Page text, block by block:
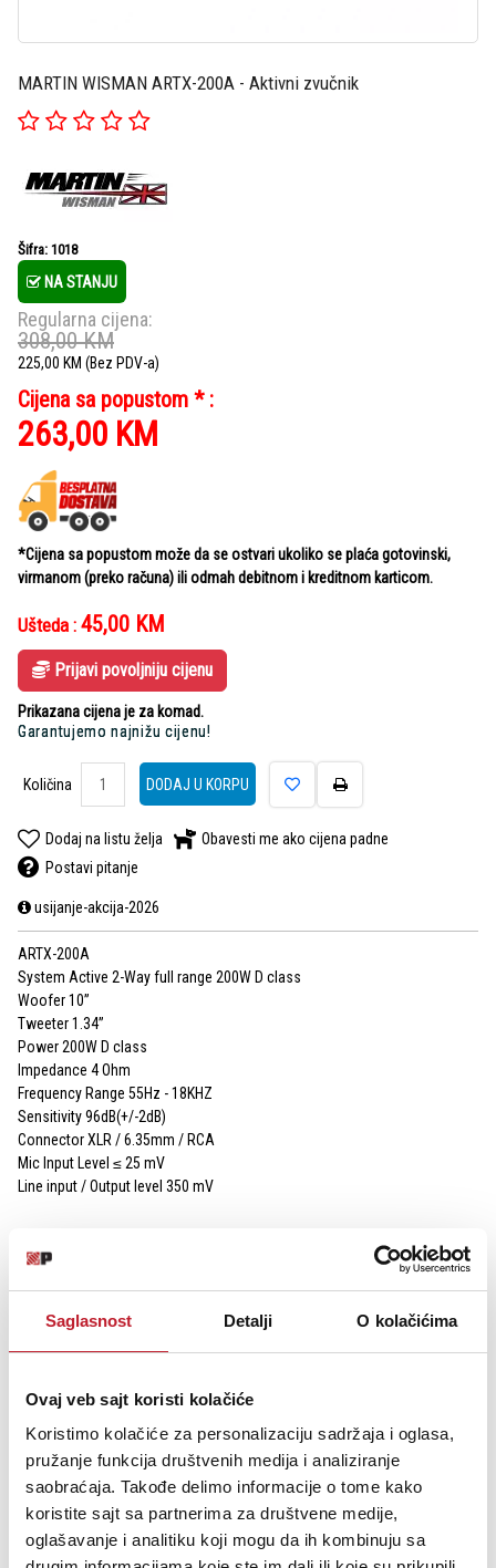
Saglasnost Detalji O kolačićima
Ovaj veb sajt koristi kolačiće
Koristimo kolačiće za personalizaciju sadržaja i oglasa,
pružanje funkcija društvenih medija i analiziranje
saobraćaja. Takođe delimo informacije o tome kako
koristite sajt sa partnerima za društvene medije,
oglašavanje i analitiku koji mogu da ih kombinuju sa
MARTIN WISMAN ARTX-200A - Aktivni zvučnik
Šifra: 1018
NA STANJU
Regularna cijena:
308,00KM
225,00 KM (Bez PDV-a)
Cijena sa popustom * :
263,00 KM
*Cijena sa popustom može da se ostvari ukoliko se plaća gotovinski,
virmanom (preko računa) ili odmah debitnom i kreditnom karticom.
Ušteda : 45,00 KM
Prijavi povoljniju cijenu
Prikazana cijena je za komad.
Garantujemo najnižu cijenu!
Količina DODAJ U KORPU
Dodaj na listu želja
Obavesti me ako cijena padne
Postavi pitanje
usijanje-akcija-2026
ARTX-200А
System Active 2-Way full range 200W D class
Woofer 10”
Tweeter 1.34”
Power 200W D class
Impedance 4 Ohm
Frequency Range 55Hz - 18KHZ
Sensitivity 96dB(+/-2dB)
Connector XLR / 6.35mm / RCA
Mic Input Level ≤ 25 mV
Line input / Output level 350 mV
Woofer
10”
Power200W D class
Impedance 4 Ohm
Frequency Range55Hz - 18KHZ
Sensitivity 96dB(+/-2dB)
Connector
XLR / 6.35mm / RCA
Mic Input Level